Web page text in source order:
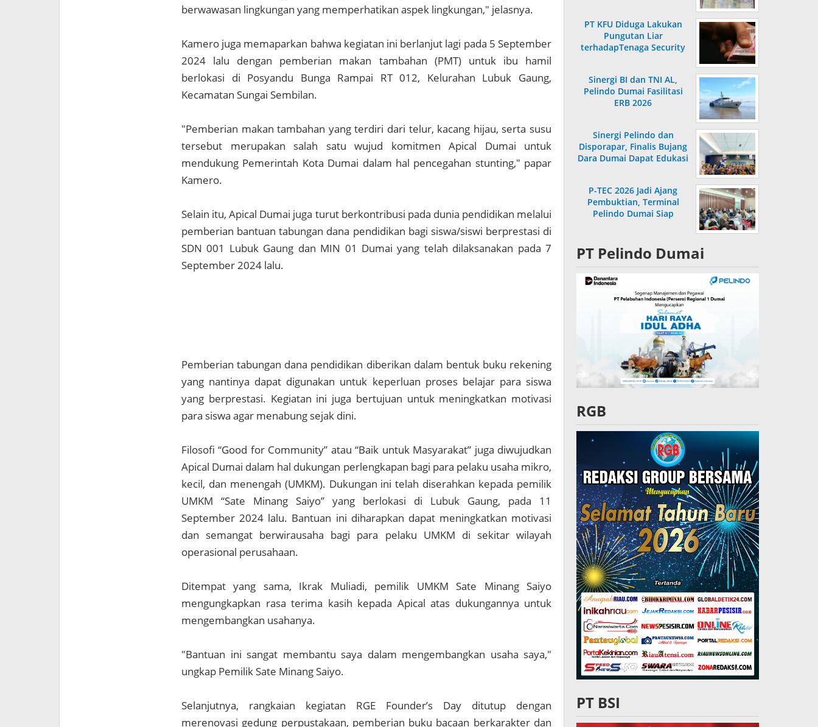
berwawasan lingkungan yang memperhatikan aspek lingkungan," jelasnya.
Kamero juga memaparkan bahwa kegiatan ini berlanjut lagi pada 5 September
2024 lalu dengan pemberian makan tambahan (PMT) untuk ibu hamil
berlokasi di Posyandu Bunga Rampai RT 012, Kelurahan Lubuk Gaung,
Kecamatan Sungai Sembilan.
"Pemberian makan tambahan yang terdiri dari telur, kacang hijau, serta susu
tersebut merupakan salah satu wujud komitmen Apical Dumai untuk
mendukung Pemerintah Kota Dumai dalam hal pencegahan stunting," papar
Kamero.
Selain itu, Apical Dumai juga turut berkontribusi pada dunia pendidikan melalui
pemberian bantuan tabungan dana pendidikan bagi siswa/siswi berprestasi di
SDN 001 Lubuk Gaung dan MIN 01 Dumai yang telah dilaksanakan pada 7
September 2024 lalu.
Pemberian tabungan dana pendidikan diberikan dalam bentuk buku rekening
yang nantinya dapat digunakan untuk keperluan proses belajar para siswa
yang berprestasi. Kegiatan ini juga bertujuan untuk meningkatkan motivasi
para siswa agar menabung sejak dini.
Filosofi “Good for Community” atau “Baik untuk Masyarakat” juga diwujudkan
Apical Dumai dalam hal dukungan perlengkapan bagi para pelaku usaha mikro,
kecil, dan menengah (UMKM). Dukungan ini telah diserahkan kepada pemilik
UMKM “Sate Minang Saiyo” yang berlokasi di Lubuk Gaung, pada 11
September 2024 lalu. Bantuan ini diharapkan dapat meningkatkan motivasi
dan semangat berwirausaha bagi para pelaku UMKM di sekitar wilayah
operasional perusahaan.
Ditempat yang sama, Ikrak Muliadi, pemilik UMKM Sate Minang Saiyo
mengungkapkan rasa terima kasih kepada Apical atas dukungannya untuk
mengembangkan usahanya.
"Bantuan ini sangat membantu saya dalam mengembangkan usaha saya,"
ungkap Pemilik Sate Minang Saiyo.
Selanjutnya, rangkaian kegiatan RGE Founder’s Day ditutup dengan
merenovasi gedung perpustakaan, pemberian buku bacaan berkarakter dan
PT KFU Diduga Lakukan
Pungutan Liar
terhadapTenaga Security
Sinergi BI dan TNI AL,
Pelindo Dumai Fasilitasi
ERB 2026
Sinergi Pelindo dan
Disporapar, Finalis Bujang
Dara Dumai Dapat Edukasi
P-TEC 2026 Jadi Ajang
Pembuktian, Terminal
Pelindo Dumai Siap
PT Pelindo Dumai
RGB
PT BSI